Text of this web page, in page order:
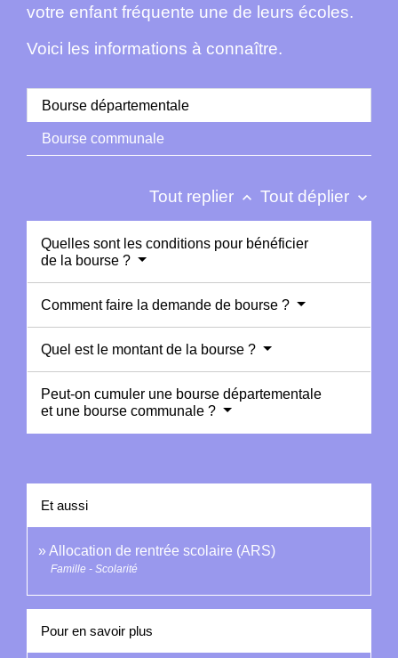
votre enfant fréquente une de leurs écoles.
Voici les informations à connaître.
Bourse départementale
Bourse communale
Tout replier keyboard_arrow_up Tout déplier keyboard_arrow_down
Quelles sont les conditions pour bénéficier
de la bourse ?
Comment faire la demande de bourse ?
Quel est le montant de la bourse ?
Peut-on cumuler une bourse départementale
et une bourse communale ?
Et aussi
Allocation de rentrée scolaire (ARS)
Famille - Scolarité
Pour en savoir plus